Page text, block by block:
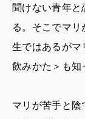
聞けない青年と
る。そこでマ
生ではあるがマ
飲みかた＞も知
マリが苦手と陰